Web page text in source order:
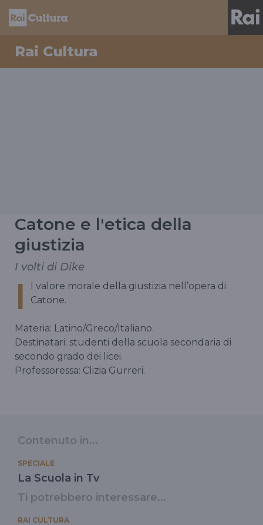
Rai Cultura
Catone e l'etica della
giustizia
I volti di Dike
I
l valore morale della giustizia nell’opera di
Catone.
Materia: Latino/Greco/Italiano.
Destinatari: studenti della scuola secondaria di
secondo grado dei licei.
Professoressa: Clizia Gurreri.
Contenuto in...
SPECIALE
La Scuola in Tv
Ti potrebbero interessare...
RAI CULTURA